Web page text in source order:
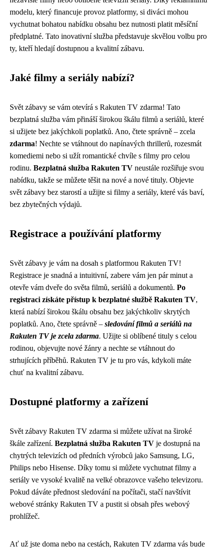
modelu, který financuje provoz platformy, si diváci mohou
vychutnat bohatou nabídku obsahu bez nutnosti platit měsíční
předplatné. Tato inovativní služba představuje skvělou volbu pro
ty, kteří hledají dostupnou a kvalitní zábavu.
Jaké filmy a seriály nabízí?
Svět zábavy se vám otevírá s Rakuten TV zdarma! Tato
bezplatná služba vám přináší širokou škálu filmů a seriálů, které
si užijete bez jakýchkoli poplatků. Ano, čtete správně – zcela
zdarma! Nechte se vtáhnout do napínavých thrillerů, rozesmát
komediemi nebo si užít romantické chvíle s filmy pro celou
rodinu. Bezplatná služba Rakuten TV neustále rozšiřuje svou
nabídku, takže se můžete těšit na nové a nové tituly. Objevte
svět zábavy bez starostí a užijte si filmy a seriály, které vás baví,
bez zbytečných výdajů.
Registrace a používání platformy
Svět zábavy je vám na dosah s platformou Rakuten TV!
Registrace je snadná a intuitivní, zabere vám jen pár minut a
otevře vám dveře do světa filmů, seriálů a dokumentů. Po
registraci získáte přístup k bezplatné službě Rakuten TV,
která nabízí širokou škálu obsahu bez jakýchkoliv skrytých
poplatků. Ano, čtete správně – sledování filmů a seriálů na
Rakuten TV je zcela zdarma. Užijte si oblíbené tituly s celou
rodinou, objevujte nové žánry a nechte se vtáhnout do
strhujících příběhů. Rakuten TV je tu pro vás, kdykoli máte
chuť na kvalitní zábavu.
Dostupné platformy a zařízení
Svět zábavy Rakuten TV zdarma si můžete užívat na široké
škále zařízení. Bezplatná služba Rakuten TV je dostupná na
chytrých televizích od předních výrobců jako Samsung, LG,
Philips nebo Hisense. Díky tomu si můžete vychutnat filmy a
seriály ve vysoké kvalitě na velké obrazovce vašeho televizoru.
Pokud dáváte přednost sledování na počítači, stačí navštívit
webové stránky Rakuten TV a pustit si obsah přes webový
prohlížeč.
Ať už jste doma nebo na cestách, Rakuten TV zdarma vás bude